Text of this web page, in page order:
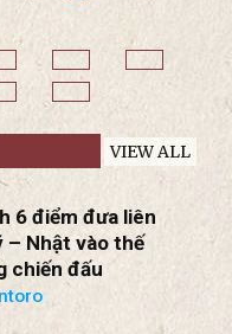
Đầu Suy Cạn Nguồn
Lực; Thiết Lập
Khung Đàm Phán
Ngừng Chiến Mới!
BS Nguyễn Trọng Việt